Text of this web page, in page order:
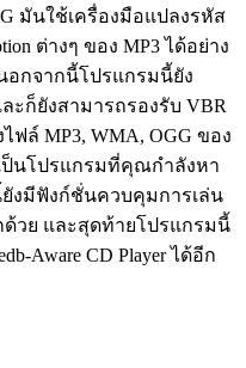
มันใช้เครื่องมือแปลงรหัส
ต่างๆ ของ MP3 ได้อย่าง
กจากนี้โปรแกรมนี้ยัง
ะก็ยังสามารถรองรับ VBR
ล์ MP3, WMA, OGG ของ
ป็นโปรแกรมที่คุณกำลังหา
งมีฟังก์ชั่นควบคุมการเล่น
วย และสุดท้ายโปรแกรมนี้
Aware CD Player ได้อีก